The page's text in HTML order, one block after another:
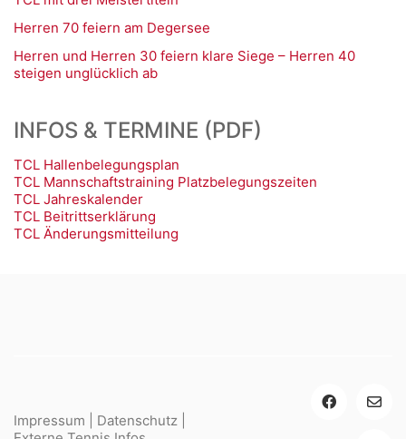
Herren 70 feiern am Degersee
Herren und Herren 30 feiern klare Siege – Herren 40
steigen unglücklich ab
INFOS & TERMINE (PDF)
TCL Hallenbelegungsplan
TCL Mannschaftstraining Platzbelegungszeiten
TCL Jahreskalender
TCL Beitrittserklärung
TCL Änderungsmitteilung
Impressum Datenschutz